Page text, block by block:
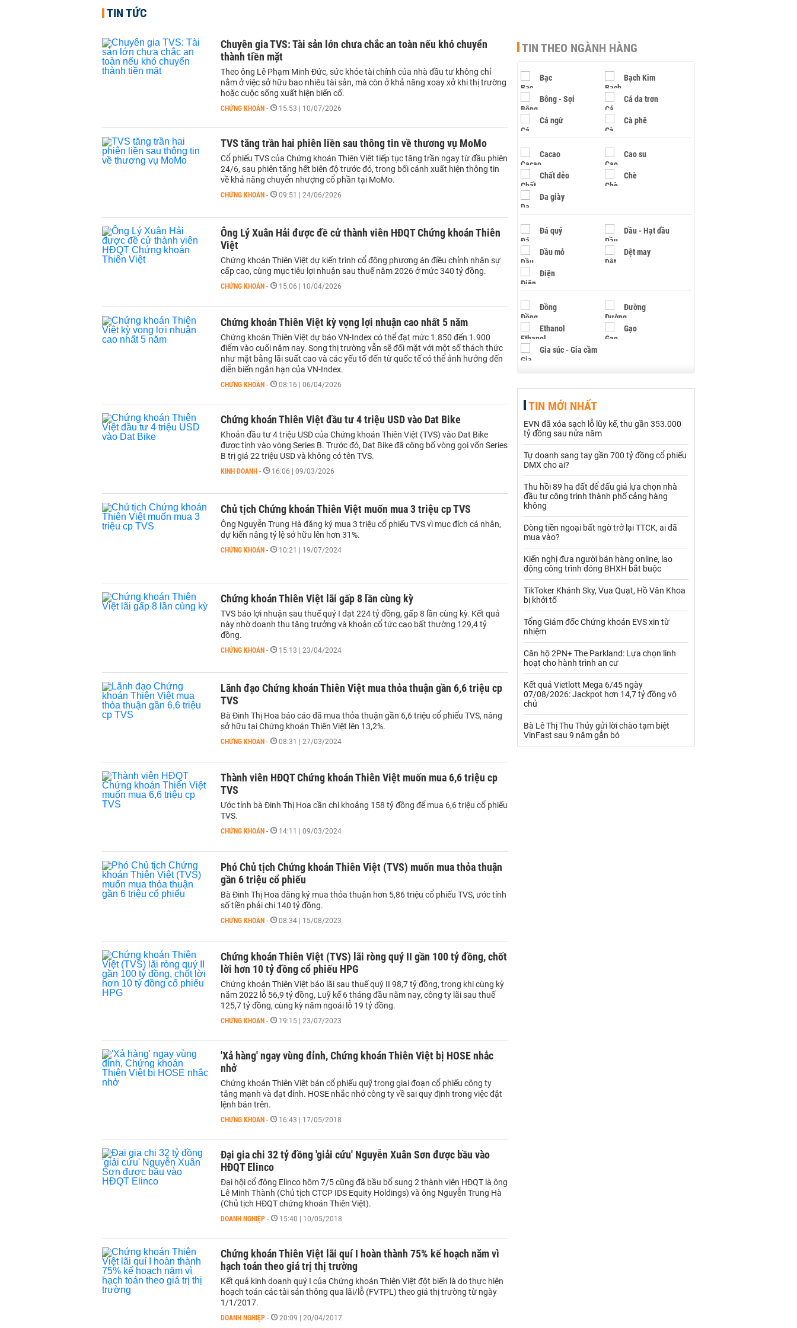
TIN TỨC
Chuyên gia TVS: Tài sản lớn chưa chắc an toàn nếu khó chuyển
thành tiền mặt
Theo ông Lê Phạm Minh Đức, sức khỏe tài chính của nhà đầu tư không chỉ
nằm ở việc sở hữu bao nhiêu tài sản, mà còn ở khả năng xoay xở khi thị trường
hoặc cuộc sống xuất hiện biến cố.
CHỨNG KHOÁN - 15:53 | 10/07/2026
TVS tăng trần hai phiên liền sau thông tin về thương vụ MoMo
Cổ phiếu TVS của Chứng khoán Thiên Việt tiếp tục tăng trần ngay từ đầu phiên
24/6, sau phiên tăng hết biên độ trước đó, trong bối cảnh xuất hiện thông tin
về khả năng chuyển nhượng cổ phần tại MoMo.
CHỨNG KHOÁN - 09:51 | 24/06/2026
Ông Lý Xuân Hải được đề cử thành viên HĐQT Chứng khoán Thiên
Việt
Chứng khoán Thiên Việt dự kiến trình cổ đông phương án điều chỉnh nhân sự
cấp cao, cùng mục tiêu lợi nhuận sau thuế năm 2026 ở mức 340 tỷ đồng.
CHỨNG KHOÁN - 15:06 | 10/04/2026
Chứng khoán Thiên Việt kỳ vọng lợi nhuận cao nhất 5 năm
Chứng khoán Thiên Việt dự báo VN-Index có thể đạt mức 1.850 đến 1.900
điểm vào cuối năm nay. Song thị trường vẫn sẽ đối mặt với một số thách thức
như mặt bằng lãi suất cao và các yếu tố đến từ quốc tế có thể ảnh hưởng đến
diễn biến ngắn hạn của VN-Index.
CHỨNG KHOÁN - 08:16 | 06/04/2026
Chứng khoán Thiên Việt đầu tư 4 triệu USD vào Dat Bike
Khoản đầu tư 4 triệu USD của Chứng khoán Thiên Việt (TVS) vào Dat Bike
được tính vào vòng Series B. Trước đó, Dat Bike đã công bố vòng gọi vốn Series
B trị giá 22 triệu USD và không có tên TVS.
KINH DOANH - 16:06 | 09/03/2026
Chủ tịch Chứng khoán Thiên Việt muốn mua 3 triệu cp TVS
Ông Nguyễn Trung Hà đăng ký mua 3 triệu cổ phiếu TVS vì mục đích cá nhân,
dự kiến nâng tỷ lệ sở hữu lên hơn 31%.
CHỨNG KHOÁN - 10:21 | 19/07/2024
Chứng khoán Thiên Việt lãi gấp 8 lần cùng kỳ
TVS báo lợi nhuận sau thuế quý I đạt 224 tỷ đồng, gấp 8 lần cùng kỳ. Kết quả
này nhờ doanh thu tăng trưởng và khoản cổ tức cao bất thường 129,4 tỷ
đồng.
CHỨNG KHOÁN - 15:13 | 23/04/2024
Lãnh đạo Chứng khoán Thiên Việt mua thỏa thuận gần 6,6 triệu cp
TVS
Bà Đinh Thị Hoa báo cáo đã mua thỏa thuận gần 6,6 triệu cổ phiếu TVS, nâng
sở hữu tại Chứng khoán Thiên Việt lên 13,2%.
CHỨNG KHOÁN - 08:31 | 27/03/2024
Thành viên HĐQT Chứng khoán Thiên Việt muốn mua 6,6 triệu cp
TVS
Ước tính bà Đinh Thị Hoa cần chi khoảng 158 tỷ đồng để mua 6,6 triệu cổ phiếu
TVS.
CHỨNG KHOÁN - 14:11 | 09/03/2024
Phó Chủ tịch Chứng khoán Thiên Việt (TVS) muốn mua thỏa thuận
gần 6 triệu cổ phiếu
Bà Đinh Thị Hoa đăng ký mua thỏa thuận hơn 5,86 triệu cổ phiếu TVS, ước tính
số tiền phải chi 140 tỷ đồng.
CHỨNG KHOÁN - 08:34 | 15/08/2023
Chứng khoán Thiên Việt (TVS) lãi ròng quý II gần 100 tỷ đồng, chốt
lời hơn 10 tỷ đồng cổ phiếu HPG
Chứng khoán Thiên Việt báo lãi sau thuế quý II 98,7 tỷ đồng, trong khi cùng kỳ
năm 2022 lỗ 56,9 tỷ đồng, Luỹ kế 6 tháng đầu năm nay, công ty lãi sau thuế
125,7 tỷ đồng, cùng kỳ năm ngoái lỗ 19 tỷ đồng.
CHỨNG KHOÁN - 19:15 | 23/07/2023
'Xả hàng' ngay vùng đỉnh, Chứng khoán Thiên Việt bị HOSE nhắc
nhở
Chứng khoán Thiên Việt bán cổ phiếu quỹ trong giai đoạn cổ phiếu công ty
tăng mạnh và đạt đỉnh. HOSE nhắc nhở công ty về sai quy định trong việc đặt
lệnh bán trên.
CHỨNG KHOÁN - 16:43 | 17/05/2018
Đại gia chi 32 tỷ đồng 'giải cứu' Nguyễn Xuân Sơn được bầu vào
HĐQT Elinco
Đại hội cổ đông Elinco hôm 7/5 cũng đã bầu bổ sung 2 thành viên HĐQT là ông
Lê Minh Thành (Chủ tịch CTCP IDS Equity Holdings) và ông Nguyễn Trung Hà
(Chủ tịch HĐQT chứng khoán Thiên Việt).
DOANH NGHIỆP - 15:40 | 10/05/2018
Chứng khoán Thiên Việt lãi quí I hoàn thành 75% kế hoạch năm vì
hạch toán theo giá trị thị trường
Kết quả kinh doanh quý I của Chứng khoán Thiên Việt đột biến là do thực hiện
hoạch toán các tài sản thông qua lãi/lỗ (FVTPL) theo giá thị trường từ ngày
1/1/2017.
DOANH NGHIỆP - 20:09 | 20/04/2017
TIN THEO NGÀNH HÀNG
Bạc Bạch Kim
Bông - Sợi Cá da trơn
Cá ngừ Cà phê
Cacao Cao su
Chất dẻo Chè
Da giày
Đá quý Dầu - Hạt dầu
Dầu mỏ Dệt may
Điện
Đồng Đường
Ethanol Gạo
Gia súc - Gia cầm
Hạt điều
Khí đốt
Kim loại khác Mắc ca
Muối Ngũ cốc
Nhựa - Hạt nhựa
Palladium
Rau - Củ -Quả Sắt thép
Sữa
Than Thức ăn chăn nuôi
Thủy hải sản khác
Vàng
VLXD khác Xăng dầu
TIN MỚI NHẤT
EVN đã xóa sạch lỗ lũy kế, thu gần 353.000
tỷ đồng sau nửa năm
Tự doanh sang tay gần 700 tỷ đồng cổ phiếu
DMX cho ai?
Thu hồi 89 ha đất để đấu giá lựa chọn nhà
đầu tư công trình thành phố cảng hàng
không
Dòng tiền ngoại bất ngờ trở lại TTCK, ai đã
mua vào?
Kiến nghị đưa người bán hàng online, lao
động công trình đóng BHXH bắt buộc
TikToker Khánh Sky, Vua Quạt, Hồ Văn Khoa
bị khởi tố
Tổng Giám đốc Chứng khoán EVS xin từ
nhiệm
Căn hộ 2PN+ The Parkland: Lựa chọn linh
hoạt cho hành trình an cư
Kết quả Vietlott Mega 6/45 ngày
07/08/2026: Jackpot hơn 14,7 tỷ đồng vô
chủ
Bà Lê Thị Thu Thủy gửi lời chào tạm biệt
VinFast sau 9 năm gắn bó